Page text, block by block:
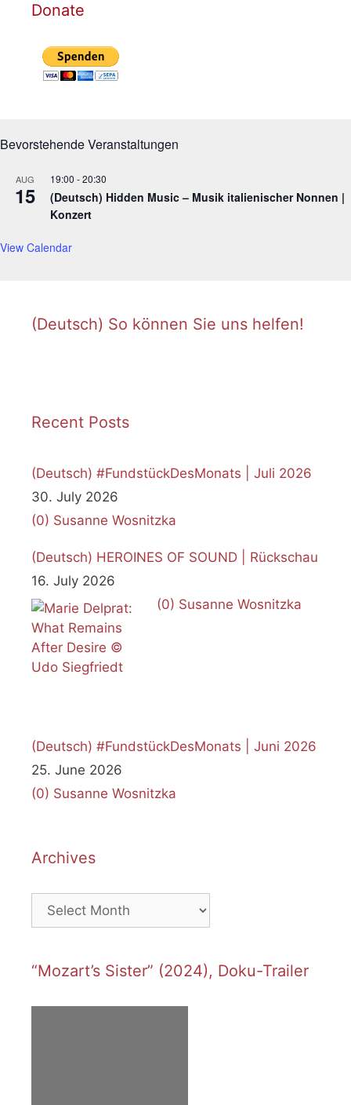
Donate
Bevorstehende Veranstaltungen
AUG
15
19:00 -20:30
(Deutsch) Hidden Music – Musik italienischer Nonnen |
Konzert
View Calendar
(Deutsch) So können Sie uns helfen!
Recent Posts
(Deutsch) #FundstückDesMonats | Juli 2026
30. July 2026
(0) Susanne Wosnitzka
(Deutsch) HEROINES OF SOUND | Rückschau
16. July 2026
(0) Susanne Wosnitzka
(Deutsch) #FundstückDesMonats | Juni 2026
25. June 2026
(0) Susanne Wosnitzka
Archives
Archives
“Mozart’s Sister” (2024), Doku-Trailer